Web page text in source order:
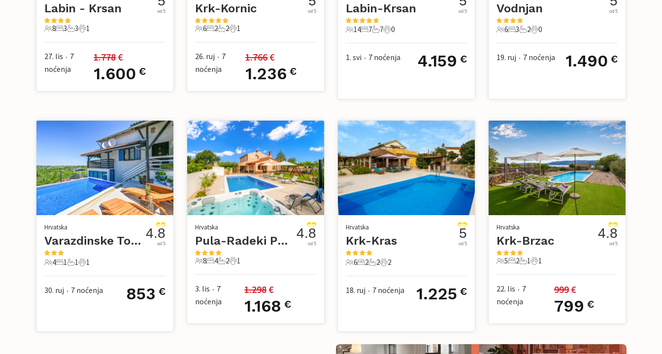
Labin - Krsan
8 Gosti
8
3 Spavaće sobe
3
3 Kupaonice
3
1 Kućni ljubimac
1
od 5
27. lis • 7
noćenja
1.778 €
1.600 €
Krk-Kornic
6 Gosti
6
2 Spavaće sobe
2
2 Kupaonice
2
1 Kućni ljubimac
1
od 5
26. ruj • 7
noćenja
1.766 €
1.236 €
Labin-Krsan
14 Gosti
14
7 Spavaće sobe
7
7 Kupaonice
7
0 Kućni ljubimac
0
od 5
1. svi • 7 noćenja 4.159 €
Vodnjan
6 Gosti
6
3 Spavaće sobe
3
2 Kupaonice
2
0 Kućni ljubimac
0
od 5
19. ruj • 7 noćenja 1.490 €
Hrvatska
Varazdinske Toplice-Vrtlinovec
4 Gosti
4
1 Spavaća soba
1
1 Kupaonica
1
1 Kućni ljubimac
1
4.8
od 5
30. ruj • 7 noćenja 853 €
Hrvatska
Pula-Radeki Polje
8 Gosti
8
4 Spavaće sobe
4
2 Kupaonice
2
1 Kućni ljubimac
1
4.8
od 5
3. lis • 7
noćenja
1.298 €
1.168 €
Hrvatska
Krk-Kras
6 Gosti
6
2 Spavaće sobe
2
2 Kupaonice
2
2 Kućni ljubimac
2
5
od 5
18. ruj • 7 noćenja 1.225 €
Hrvatska
Krk-Brzac
5 Gosti
5
2 Spavaće sobe
2
1 Kupaonica
1
1 Kućni ljubimac
1
4.8
od 5
22. lis • 7
noćenja
999 €
799 €